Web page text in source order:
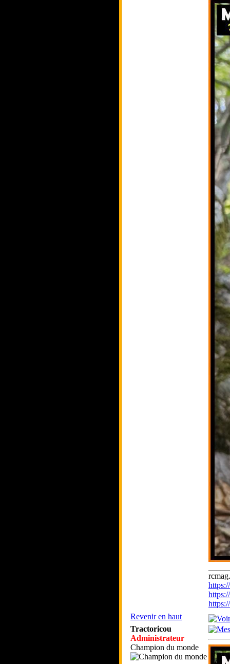
Revenir en haut
Tractoricou
Administrateur
Champion du monde